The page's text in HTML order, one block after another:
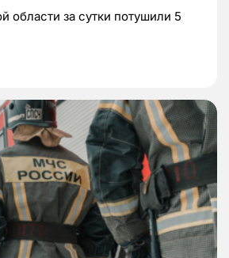
области за сутки потушили 5